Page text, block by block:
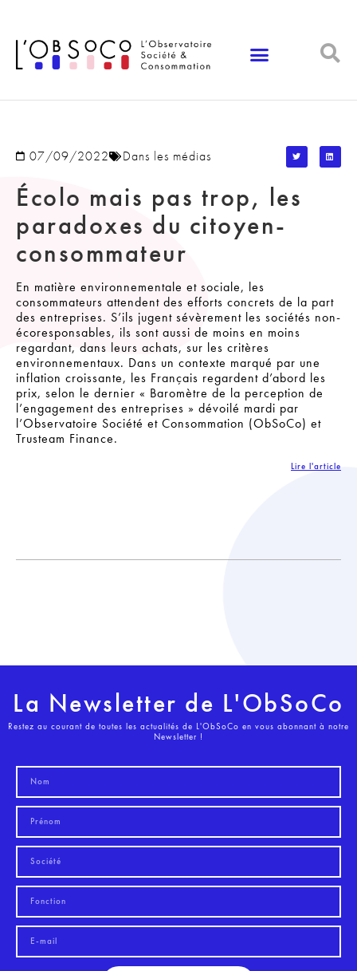
07/09/2022 Dans les médias
Écolo mais pas trop, les
paradoxes du citoyen-
consommateur
En matière environnementale et sociale, les
consommateurs attendent des efforts concrets de la part
des entreprises. S’ils jugent sévèrement les sociétés non-
écoresponsables, ils sont aussi de moins en moins
regardant, dans leurs achats, sur les critères
environnementaux. Dans un contexte marqué par une
inflation croissante, les Français regardent d’abord les
prix, selon le dernier « Baromètre de la perception de
l’engagement des entreprises » dévoilé mardi par
l’Observatoire Société et Consommation (ObSoCo) et
Trusteam Finance.
Lire l'article
La Newsletter de L'ObSoCo
Restez au courant de toutes les actualités de L'ObSoCo en vous abonnant à notre
Newsletter !